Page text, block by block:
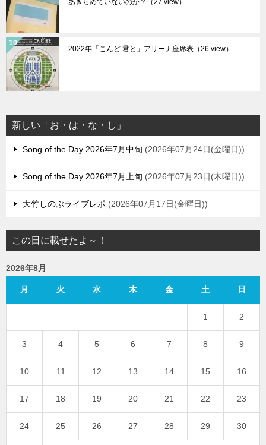
あきらめていないのか？（27 view）
2022年「こんど 君と」アリーナ座席表（26 view）
新しい「お・は・な・し」
Song of the Day 2026年7月中旬 2026年07月24日(金曜日)
Song of the Day 2026年7月上旬 2026年07月23日(木曜日)
大竹しのぶライブレポ 2026年07月17日(金曜日)
この日に載せたよ～！
2026年8月
月 火 水 木 金 土 日
1 2
3 4 5 6 7 8 9
10 11 12 13 14 15 16
17 18 19 20 21 22 23
24 25 26 27 28 29 30